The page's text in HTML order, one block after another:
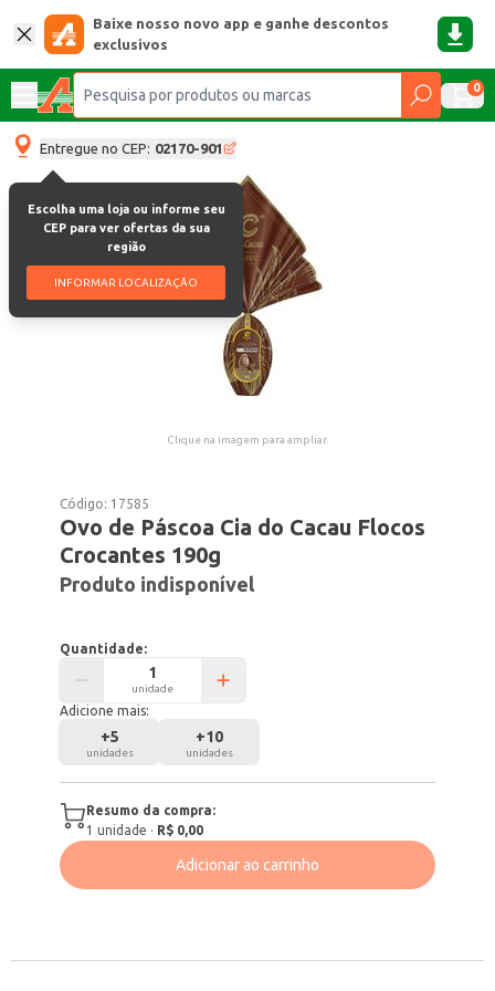
Baixe nosso novo app e ganhe descontos
exclusivos
0
Entregue no CEP: 02170-901
Escolha uma loja ou informe seu
CEP para ver ofertas da sua
região
INFORMAR LOCALIZAÇÃO
Clique na imagem para ampliar.
Código: 17585
Ovo de Páscoa Cia do Cacau Flocos
Crocantes 190g
Produto indisponível
Quantidade:
unidade
Adicione mais:
+5
unidades
+10
unidades
Resumo da compra:
1 unidade · R$ 0,00
Adicionar ao carrinho